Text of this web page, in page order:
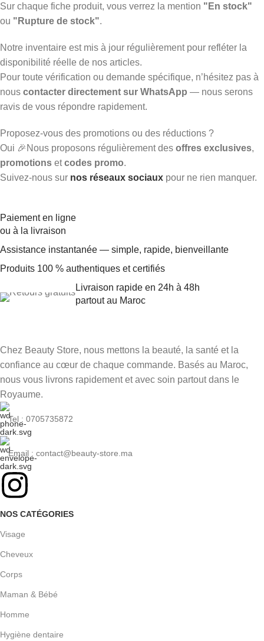
Sur chaque fiche produit, vous verrez la mention "En stock"
ou "Rupture de stock".
Notre inventaire est mis à jour régulièrement pour refléter la
disponibilité réelle de nos articles.
Pour toute vérification ou demande spécifique, n’hésitez pas à
nous contacter directement sur WhatsApp — nous serons
ravis de vous répondre rapidement.
Proposez-vous des promotions ou des réductions ?
Oui 🎉Nous proposons régulièrement des offres exclusives,
promotions etcodes promo.
Suivez-nous sur nos réseaux sociaux pour ne rien manquer.
Paiement en ligne
ou à la livraison
Assistance instantanée — simple, rapide, bienveillante
Produits 100 % authentiques et certifiés
Livraison rapide en 24h à 48h
partout au Maroc
Chez Beauty Store, nous mettons la beauté, la santé et la
confiance au cœur de chaque commande. Basés au Maroc,
nous vous livrons rapidement et avec soin partout dans le
Royaume.
Tel : 0705735872
Email : contact@beauty-store.ma
NOS CATÉGORIES
Visage
Cheveux
Corps
Maman & Bébé
Homme
Hygiène dentaire